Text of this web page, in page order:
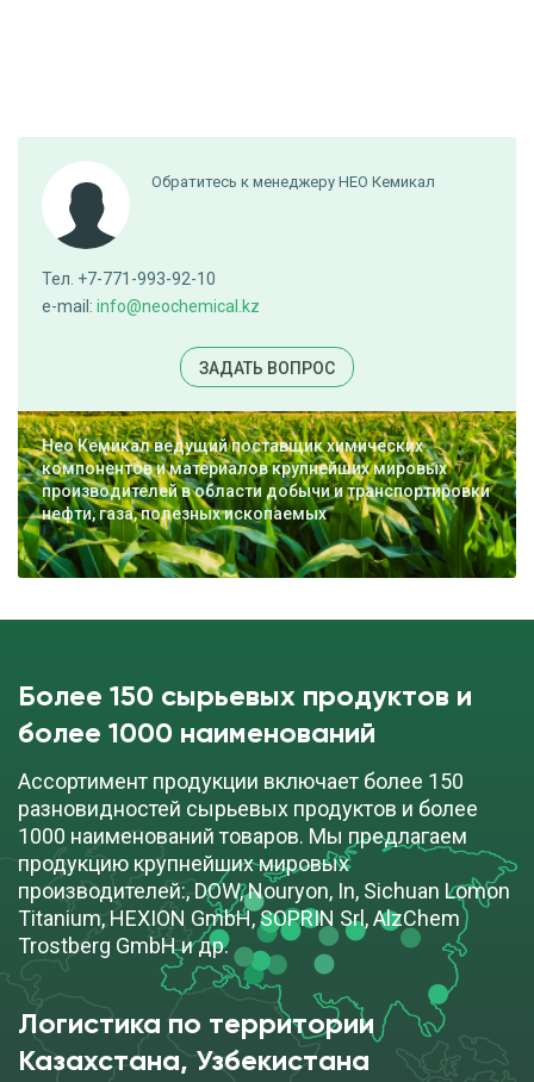
Обратитесь к менеджеру НЕО Кемикал
Тел. +7-771-993-92-10
e-mail: info@neochemical.kz
ЗАДАТЬ ВОПРОС
Нео Кемикал ведущий поставщик химических
компонентов и материалов крупнейших мировых
производителей в области добычи и транспортировки
нефти, газа, полезных ископаемых
Более 150 сырьевых продуктов и
более 1000 наименований
Ассортимент продукции включает более 150
разновидностей сырьевых продуктов и более
1000 наименований товаров. Мы предлагаем
продукцию крупнейших мировых
производителей:, DOW, Nouryon, In, Sichuan Lomon
Titanium, HEXION GmbH, SOPRIN Srl, AlzChem
Trostberg GmbH и др.
Логистика по территории
Казахстана, Узбекистана